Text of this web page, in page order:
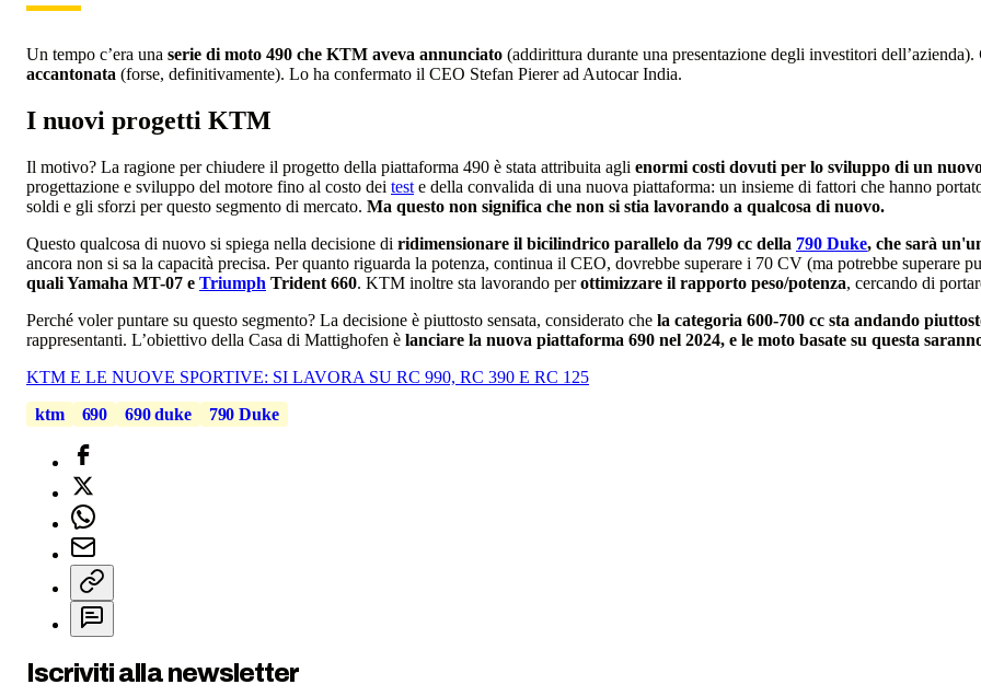
Un tempo c’era una serie di moto 490 che KTM aveva annunciato (addirittura durante una presentazione degli investitori dell’azienda).
accantonata (forse, definitivamente). Lo ha confermato il CEO Stefan Pierer ad Autocar India.
I nuovi progetti KTM
Il motivo? La ragione per chiudere il progetto della piattaforma 490 è stata attribuita agli enormi costi dovuti per lo sviluppo di un
progettazione e sviluppo del motore fino al costo dei test e della convalida di una nuova piattaforma: un insieme di fattori che hanno
soldi e gli sforzi per questo segmento di mercato. Ma questo non significa che non si stia lavorando a qualcosa di nuovo.
Questo qualcosa di nuovo si spiega nella decisione di ridimensionare il bicilindrico parallelo da 799 cc della 790 Duke, che sarà
ancora non si sa la capacità precisa. Per quanto riguarda la potenza, continua il CEO, dovrebbe superare i 70 CV (ma potrebbe superare
quali Yamaha MT-07 e Triumph Trident 660. KTM inoltre sta lavorando perottimizzare il rapporto peso/potenza, cercando di
Perché voler puntare su questo segmento? La decisione è piuttosto sensata, considerato che la categoria 600-700 cc sta andando
rappresentanti. L’obiettivo della Casa di Mattighofen è lanciare la nuova piattaforma 690 nel 2024, e le moto basate su questa
KTM E LE NUOVE SPORTIVE: SI LAVORA SU RC 990, RC 390 E RC 125
ktm
690 690 duke 790 Duke
Iscriviti alla newsletter